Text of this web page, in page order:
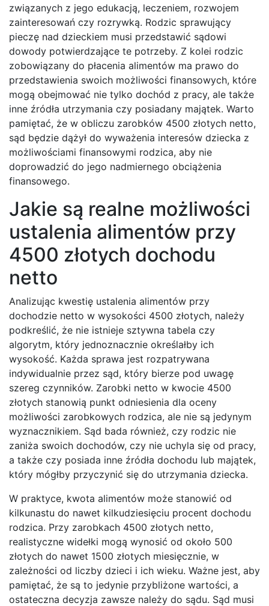
związanych z jego edukacją, leczeniem, rozwojem
zainteresowań czy rozrywką. Rodzic sprawujący
pieczę nad dzieckiem musi przedstawić sądowi
dowody potwierdzające te potrzeby. Z kolei rodzic
zobowiązany do płacenia alimentów ma prawo do
przedstawienia swoich możliwości finansowych, które
mogą obejmować nie tylko dochód z pracy, ale także
inne źródła utrzymania czy posiadany majątek. Warto
pamiętać, że w obliczu zarobków 4500 złotych netto,
sąd będzie dążył do wyważenia interesów dziecka z
możliwościami finansowymi rodzica, aby nie
doprowadzić do jego nadmiernego obciążenia
finansowego.
Jakie są realne możliwości
ustalenia alimentów przy
4500 złotych dochodu
netto
Analizując kwestię ustalenia alimentów przy
dochodzie netto w wysokości 4500 złotych, należy
podkreślić, że nie istnieje sztywna tabela czy
algorytm, który jednoznacznie określałby ich
wysokość. Każda sprawa jest rozpatrywana
indywidualnie przez sąd, który bierze pod uwagę
szereg czynników. Zarobki netto w kwocie 4500
złotych stanowią punkt odniesienia dla oceny
możliwości zarobkowych rodzica, ale nie są jedynym
wyznacznikiem. Sąd bada również, czy rodzic nie
zaniża swoich dochodów, czy nie uchyla się od pracy,
a także czy posiada inne źródła dochodu lub majątek,
który mógłby przyczynić się do utrzymania dziecka.
W praktyce, kwota alimentów może stanowić od
kilkunastu do nawet kilkudziesięciu procent dochodu
rodzica. Przy zarobkach 4500 złotych netto,
realistyczne widełki mogą wynosić od około 500
złotych do nawet 1500 złotych miesięcznie, w
zależności od liczby dzieci i ich wieku. Ważne jest, aby
pamiętać, że są to jedynie przybliżone wartości, a
ostateczna decyzja zawsze należy do sądu. Sąd musi